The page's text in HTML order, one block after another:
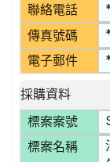
聯絡電話
傳真號碼
電子郵件
採購資料
標案案號
標案名稱